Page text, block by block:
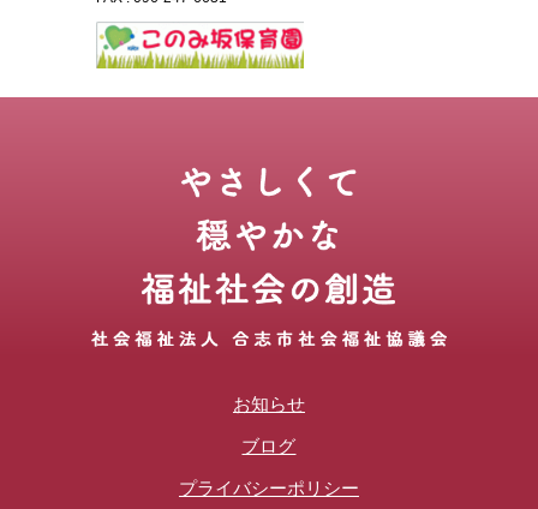
お知らせ
ブログ
プライバシーポリシー